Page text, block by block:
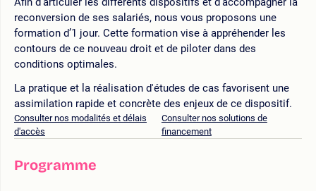
reconversion de ses salariés, nous vous proposons une
formation d’1 jour. Cette formation vise à appréhender les
contours de ce nouveau droit et de piloter dans des
conditions optimales.
La pratique et la réalisation d'études de cas favorisent une
assimilation rapide et concrète des enjeux de ce dispositif.
Consulter nos modalités et délais
d'accès
Consulter nos solutions de
financement
Programme